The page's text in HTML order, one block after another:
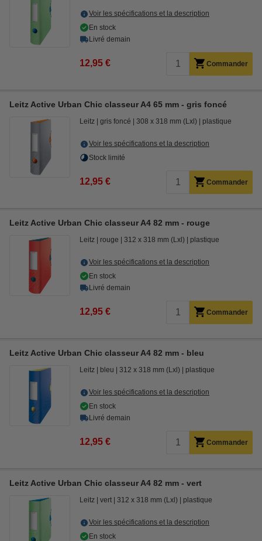
Voir les spécifications et la description
En stock
Livré demain
12,95 € Commander
Leitz Active Urban Chic classeur A4 65 mm - gris foncé
Leitz gris foncé 308 x 318 mm (Lxl) plastique
Voir les spécifications et la description
Stock limité
12,95 € Commander
Leitz Active Urban Chic classeur A4 82 mm - rouge
Leitz rouge 312 x 318 mm (Lxl) plastique
Voir les spécifications et la description
En stock
Livré demain
12,95 € Commander
Leitz Active Urban Chic classeur A4 82 mm - bleu
Leitz bleu 312 x 318 mm (Lxl) plastique
Voir les spécifications et la description
En stock
Livré demain
12,95 € Commander
Leitz Active Urban Chic classeur A4 82 mm - vert
Leitz vert 312 x 318 mm (Lxl) plastique
Voir les spécifications et la description
En stock